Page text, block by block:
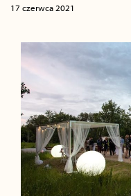
17 czerwca 2021